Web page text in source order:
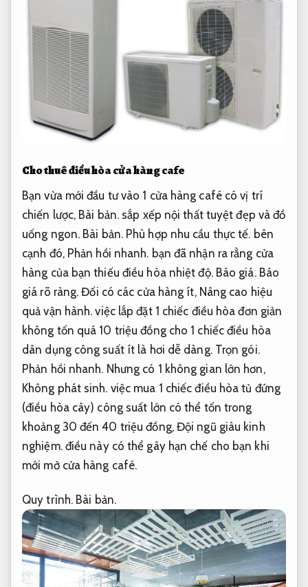
Cho thuê điều hòa cửa hàng cafe
Bạn vừa mới đầu tư vào 1 cửa hàng café có vị trí
chiến lược, Bài bản. sắp xếp nội thất tuyệt đẹp và đồ
uống ngon. Bài bản. Phù hợp nhu cầu thực tế. bên
cạnh đó, Phản hồi nhanh. bạn đã nhận ra rằng cửa
hàng của bạn thiếu điều hòa nhiệt độ. Báo giá. Báo
giá rõ ràng. Đối có các cửa hàng ít, Nâng cao hiệu
quả vận hành. việc lắp đặt 1 chiếc điều hòa đơn giản
không tốn quá 10 triệu đồng cho 1 chiếc điều hòa
dân dụng công suất ít là hơi dễ dàng. Trọn gói.
Phản hồi nhanh. Nhưng có 1 không gian lớn hơn,
Không phát sinh. việc mua 1 chiếc điều hòa tủ đứng
(điều hòa cây) công suất lớn có thể tốn trong
khoảng 30 đến 40 triệu đồng, Đội ngũ giàu kinh
nghiệm.điều này có thể gây hạn chế cho bạn khi
mới mở cửa hàng café.
Quy trình. Bài bản.